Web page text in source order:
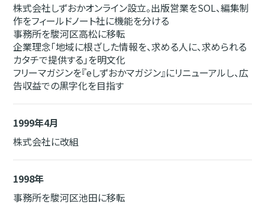
株式会社しずおかオンライン設立。出版営業をSOL、編集制
作をフィールドノート社に機能を分ける
事務所を駿河区高松に移転
企業理念「地域に根ざした情報を、求める人に、求められる
カタチで提供する」を明文化
フリーマガジンを『eしずおかマガジン』にリニューアルし、広
告収益での黒字化を目指す
1999年4月
株式会社に改組
1998年
事務所を駿河区池田に移転